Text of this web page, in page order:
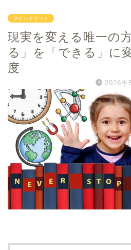
マインドセット
現実を変える唯一の
る」を「できる」に
度
2026年